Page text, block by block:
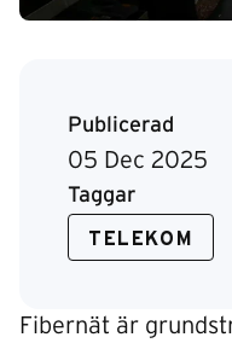
Publicerad
05 Dec 2025
Taggar
TELEKOM
Fibernät är